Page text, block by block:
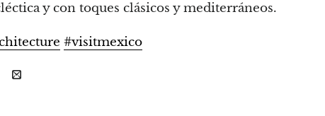
y con toques clásicos y mediterráneos.
#visitmexico
Pin